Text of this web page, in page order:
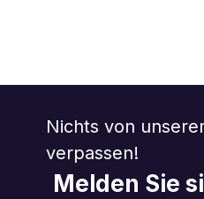
Nichts von
verpassen!
Melden Sie